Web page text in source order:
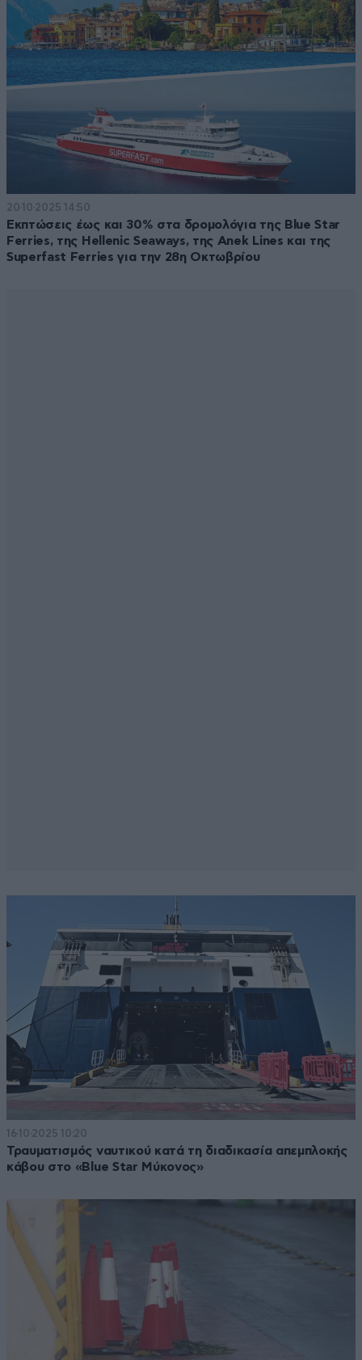
20·10·2025 14:50
Εκπτώσεις έως και 30% στα δρομολόγια της Blue Star
Ferries, της Hellenic Seaways, της Anek Lines και της
Superfast Ferries για την 28η Οκτωβρίου
16·10·2025 10:20
Τραυματισμός ναυτικού κατά τη διαδικασία απεμπλοκής
κάβου στο «Blue Star Μύκονος»